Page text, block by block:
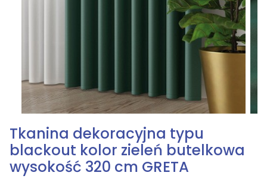
Tkanina dekoracyjna typu
blackout kolor zieleń butelkowa
wysokość 320 cm GRETA